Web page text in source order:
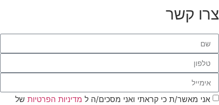
קשר
אני מאשר/ת כי קראתי ואני מסכים/ה למדיניות הפרטיותשל